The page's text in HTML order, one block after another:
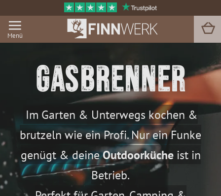
Menü
Grill & BBQ
Garten & Outdoor
Zu Hause
Service
GASBRENNER
Im Garten & Unterwegs kochen &
brutzeln wie ein Profi. Nur ein Funke
genügt & deineOutdoorkücheist in
Betrieb.